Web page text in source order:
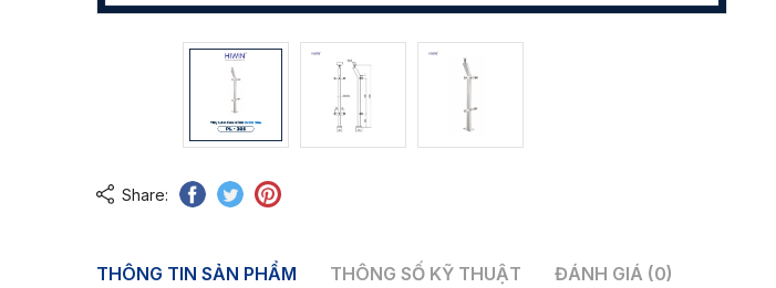
Share:
THÔNG TIN SẢN PHẨM THÔNG SỐ KỸ THUẬT ĐÁNH GIÁ (0)